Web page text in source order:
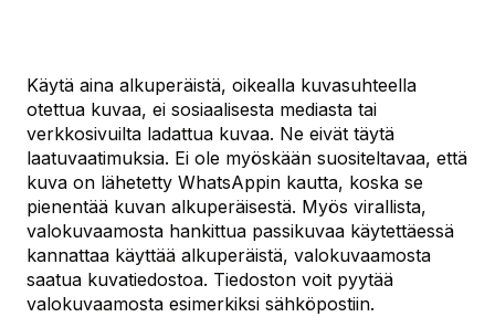
Käytä aina alkuperäistä, oikealla kuvasuhteella
otettua kuvaa, ei sosiaalisesta mediasta tai
verkkosivuilta ladattua kuvaa. Ne eivät täytä
laatuvaatimuksia. Ei ole myöskään suositeltavaa, että
kuva on lähetetty WhatsAppin kautta, koska se
pienentää kuvan alkuperäisestä. Myös virallista,
valokuvaamosta hankittua passikuvaa käytettäessä
kannattaa käyttää alkuperäistä, valokuvaamosta
saatua kuvatiedostoa. Tiedoston voit pyytää
valokuvaamosta esimerkiksi sähköpostiin.